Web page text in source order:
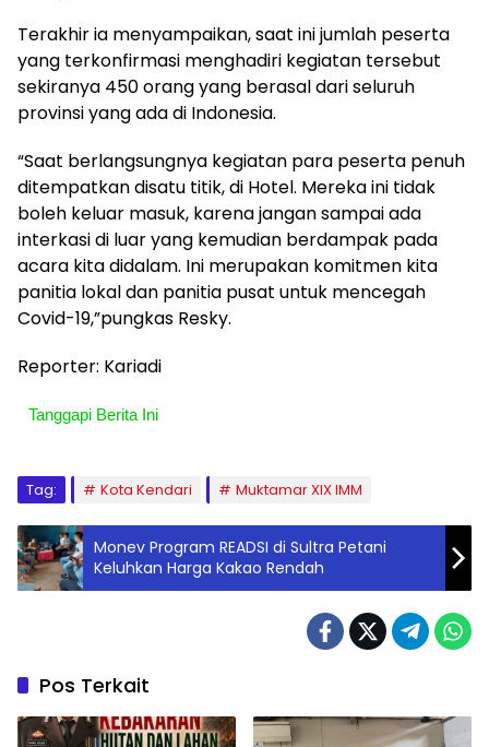
Terakhir ia menyampaikan, saat ini jumlah peserta
yang terkonfirmasi menghadiri kegiatan tersebut
sekiranya 450 orang yang berasal dari seluruh
provinsi yang ada di Indonesia.
“Saat berlangsungnya kegiatan para peserta penuh
ditempatkan disatu titik, di Hotel. Mereka ini tidak
boleh keluar masuk, karena jangan sampai ada
interkasi di luar yang kemudian berdampak pada
acara kita didalam. Ini merupakan komitmen kita
panitia lokal dan panitia pusat untuk mencegah
Covid-19,”pungkas Resky.
Reporter: Kariadi
Tanggapi Berita Ini
Tag: Kota Kendari Muktamar XIX IMM
Monev Program READSI di Sultra Petani
Keluhkan Harga Kakao Rendah
Pos Terkait